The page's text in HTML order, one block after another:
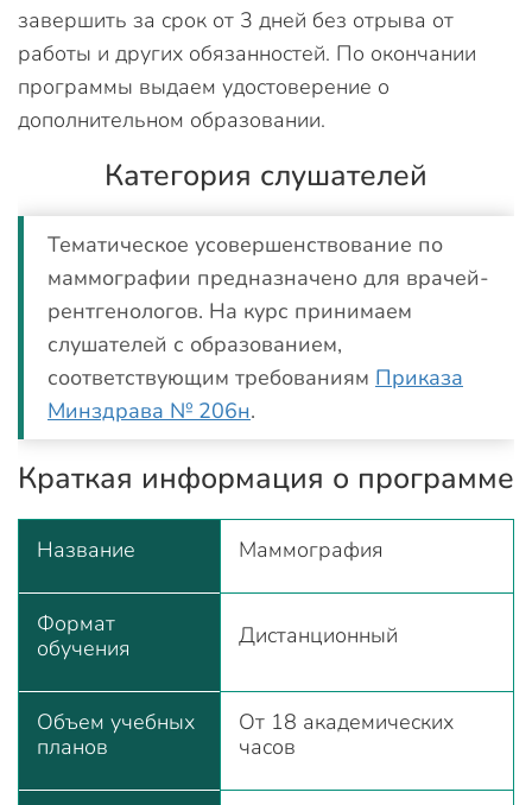
завершить за срок от 3 дней без отрыва от
работы и других обязанностей. По окончании
программы выдаем удостоверение о
дополнительном образовании.
Категория слушателей
Тематическое усовершенствование по
маммографии предназначено для врачей-
рентгенологов. На курс принимаем
слушателей с образованием,
соответствующим требованиям Приказа
Минздрава № 206н.
Краткая информация о программе
Название Маммография
Формат
обучения
Дистанционный
Объем учебных
планов
От 18 академических
часов